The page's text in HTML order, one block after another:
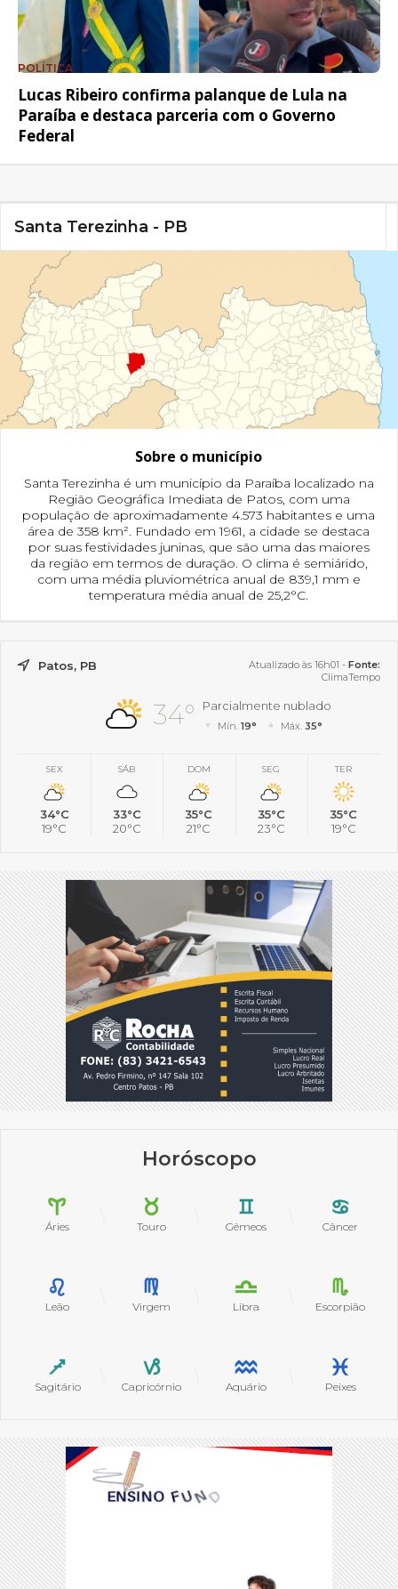
POLÍTICA
Lucas Ribeiro confirma palanque de Lula na
Paraíba e destaca parceria com o Governo
Federal
Santa Terezinha - PB
Sobre o município
Santa Terezinha é um município da Paraíba localizado na
Região Geográfica Imediata de Patos, com uma
população de aproximadamente 4.573 habitantes e uma
área de 358 km². Fundado em 1961, a cidade se destaca
por suas festividades juninas, que são uma das maiores
da região em termos de duração. O clima é semiárido,
com uma média pluviométrica anual de 839,1 mm e
temperatura média anual de 25,2°C.
Patos, PB Atualizado às 16h01 - Fonte:
ClimaTempo
34° Parcialmente nublado
Mín.19° Máx. 35°
SEX
34°C
19°C
SÁB
33°C
20°C
DOM
35°C
21°C
SEG
35°C
23°C
TER
35°C
19°C
Horóscopo
Áries Touro Gêmeos Câncer
Leão Virgem Libra Escorpião
Sagitário Capricórnio Aquário Peixes